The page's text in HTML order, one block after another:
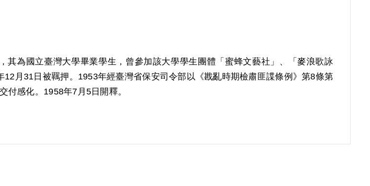
為國立臺灣大學畢業學生，曾參加該大學學生團體「蜜蜂文藝社」、「麥浪歌詠
月31日被羈押。1953年經臺灣省保安司令部以《戡亂時期檢肅匪諜條例》第8條第
付感化。1958年7月5日開釋。
臨時董事會審核通過予以補償。補償理由為本案除張曉春因與張以淮時相往來，思